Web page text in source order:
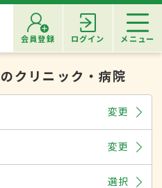
会員登録 ログイン メニュー
のクリニック・病院
変更
変更
選択